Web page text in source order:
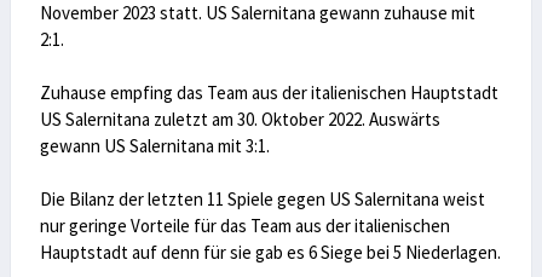
November 2023 statt. US Salernitana gewann zuhause mit
2:1.
Zuhause empfing das Team aus der italienischen Hauptstadt
US Salernitana zuletzt am 30. Oktober 2022. Auswärts
gewann US Salernitana mit 3:1.
Die Bilanz der letzten 11 Spiele gegen US Salernitana weist
nur geringe Vorteile für das Team aus der italienischen
Hauptstadt auf denn für sie gab es 6 Siege bei 5 Niederlagen.